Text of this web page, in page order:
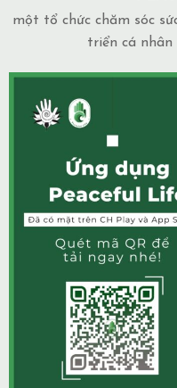
một tổ chức chăm sóc
triển cá